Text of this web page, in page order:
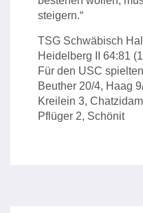
steigern.“
TSG Schwäbisch
Heidelberg II 64:81
Für den USC
Beuther 20/4, Haag
Kreilein 3,
Pflüger 2, Schönit